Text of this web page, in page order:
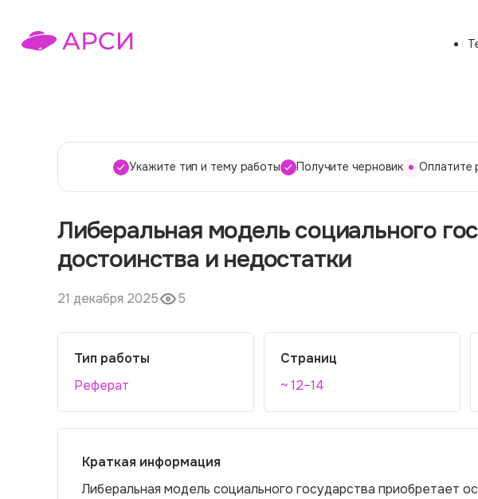
Укажите тип и тему работы Получите черновик Оплатите
Либеральная модель социального
достоинства и недостатки
21 декабря 2025 5
Тип работы
Реферат
Страниц
~ 12–14
Краткая информация
Либеральная модель социального государства приобретает